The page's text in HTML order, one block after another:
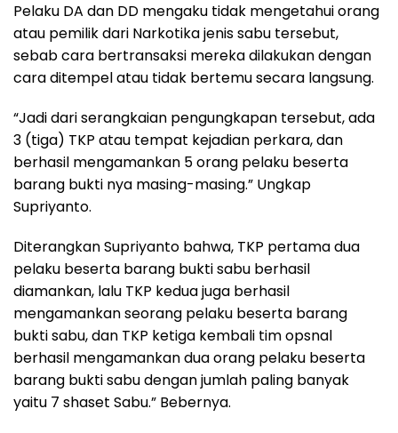
Pelaku DA dan DD mengaku tidak mengetahui orang
atau pemilik dari Narkotika jenis sabu tersebut,
sebab cara bertransaksi mereka dilakukan dengan
cara ditempel atau tidak bertemu secara langsung.
“Jadi dari serangkaian pengungkapan tersebut, ada
3 (tiga) TKP atau tempat kejadian perkara, dan
berhasil mengamankan 5 orang pelaku beserta
barang bukti nya masing-masing.” Ungkap
Supriyanto.
Diterangkan Supriyanto bahwa, TKP pertama dua
pelaku beserta barang bukti sabu berhasil
diamankan, lalu TKP kedua juga berhasil
mengamankan seorang pelaku beserta barang
bukti sabu, dan TKP ketiga kembali tim opsnal
berhasil mengamankan dua orang pelaku beserta
barang bukti sabu dengan jumlah paling banyak
yaitu 7 shaset Sabu.” Bebernya.